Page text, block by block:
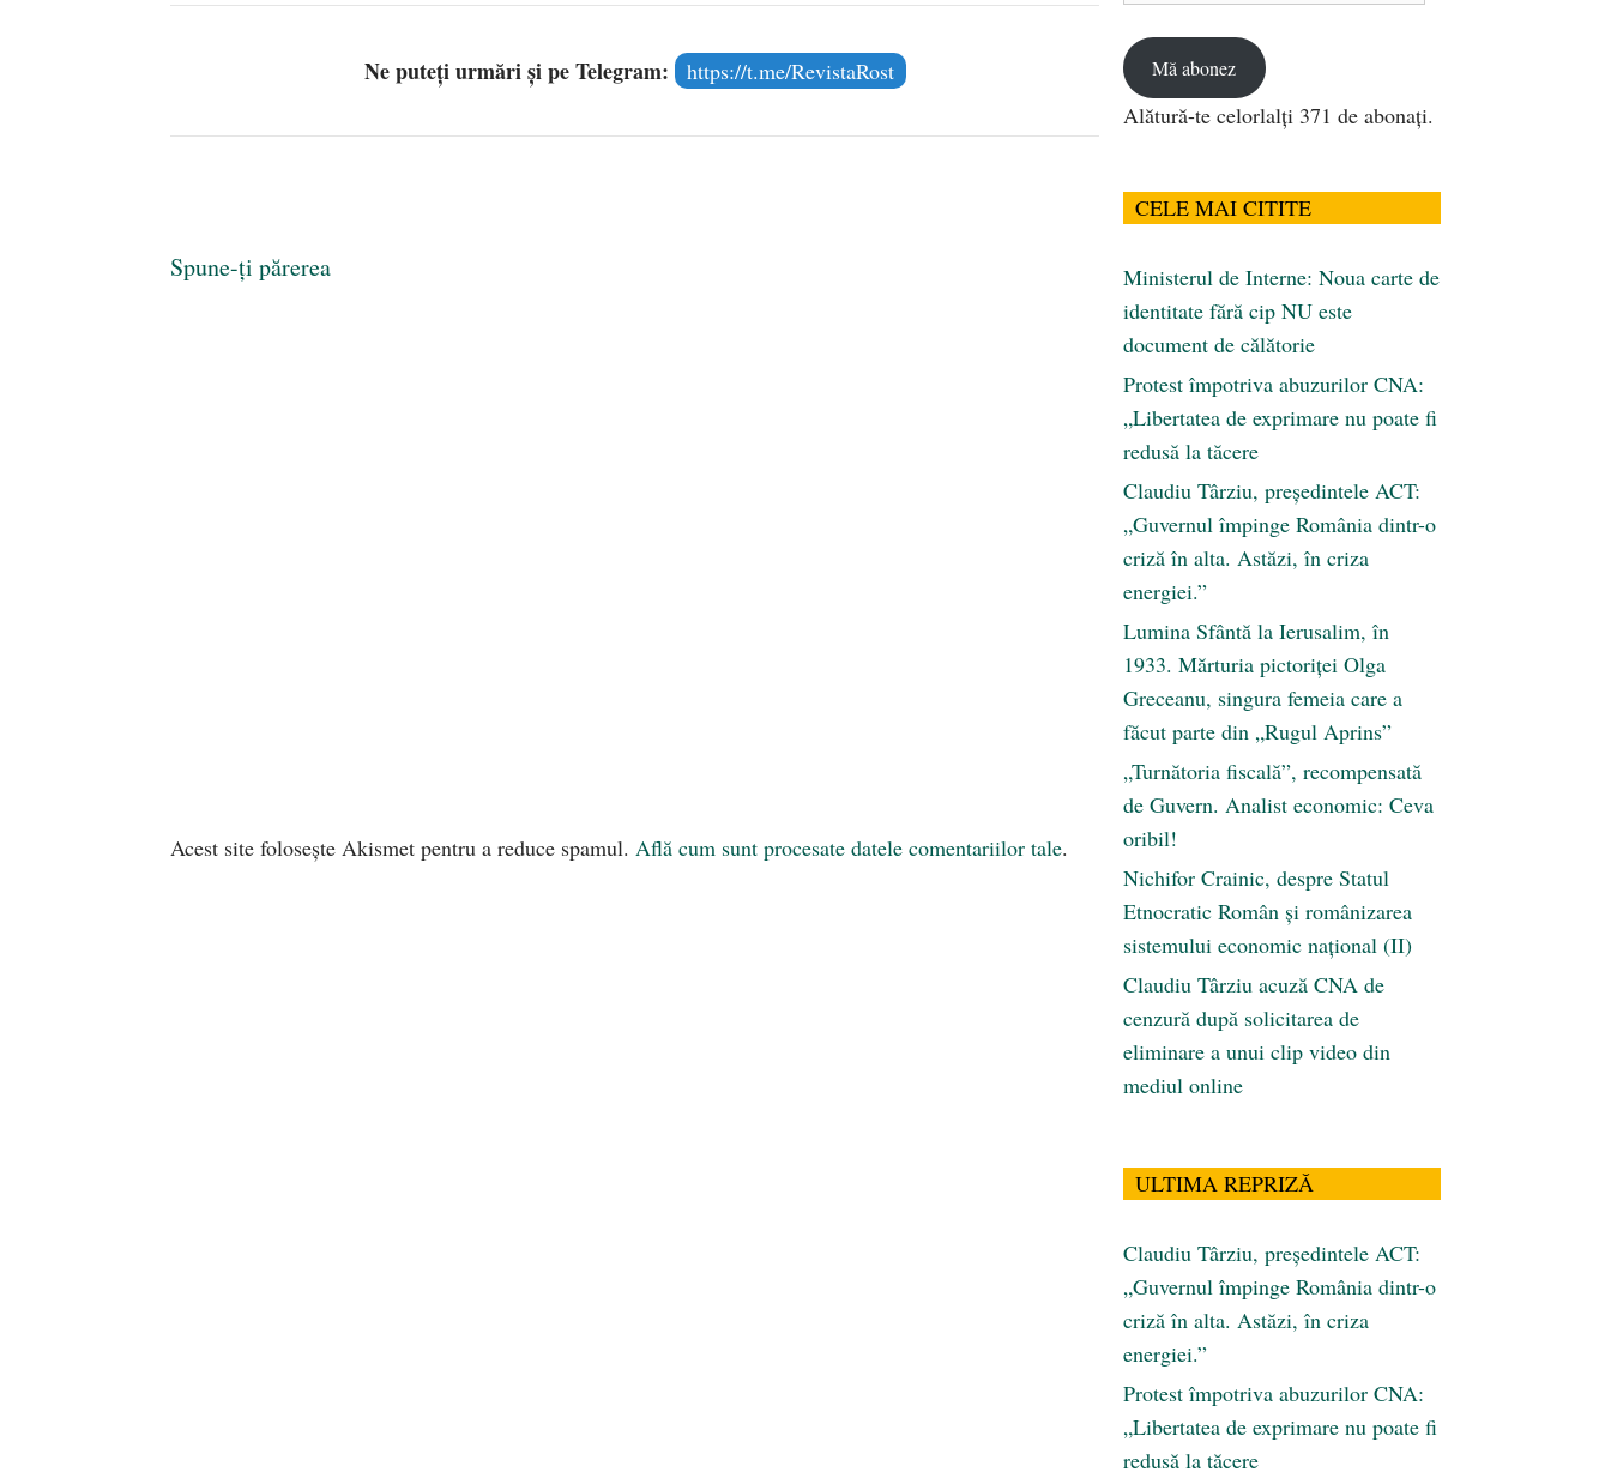
Ne puteți urmări și pe Telegram: https://t.me/RevistaRost
Spune-ți părerea
Acest site folosește Akismet pentru a reduce spamul. Află cum sunt procesate datele comentariilor tale.
Mă abonez
Alătură-te celorlalți 371 de abonați.
CELE MAI CITITE
Ministerul de Interne: Noua carte de
identitate fără cip NU este
document de călătorie
Protest împotriva abuzurilor CNA:
„Libertatea de exprimare nu poate fi
redusă la tăcere
Claudiu Târziu, președintele ACT:
„Guvernul împinge România dintr-o
criză în alta. Astăzi, în criza
energiei.”
Lumina Sfântă la Ierusalim, în
1933. Mărturia pictoriței Olga
Greceanu, singura femeia care a
făcut parte din „Rugul Aprins”
„Turnătoria fiscală”, recompensată
de Guvern. Analist economic: Ceva
oribil!
Nichifor Crainic, despre Statul
Etnocratic Român şi românizarea
sistemului economic naţional (II)
Claudiu Târziu acuză CNA de
cenzură după solicitarea de
eliminare a unui clip video din
mediul online
ULTIMA REPRIZĂ
Claudiu Târziu, președintele ACT:
„Guvernul împinge România dintr-o
criză în alta. Astăzi, în criza
energiei.”
Protest împotriva abuzurilor CNA:
„Libertatea de exprimare nu poate fi
redusă la tăcere